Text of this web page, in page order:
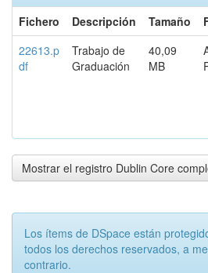
Fichero
Descripción Tamaño
22613.p
df
Trabajo de
Graduación
40,09
MB
Mostrar el registro Dublin Core
Los ítems de DSpace están
todos los derechos reservados, a
contrario.